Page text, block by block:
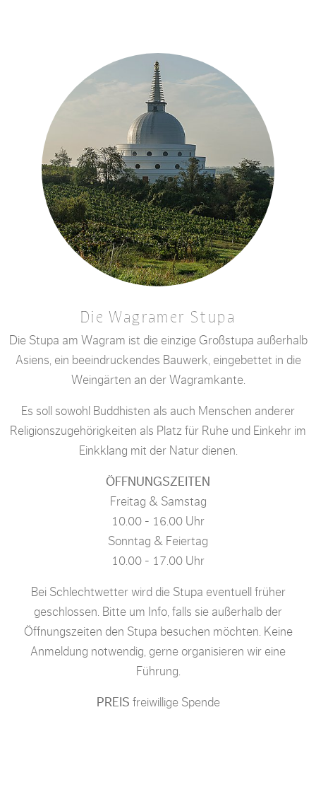
Die Wagramer Stupa
Die Stupa am Wagram ist die einzige Großstupa außerhalb
Asiens, ein beeindruckendes Bauwerk, eingebettet in die
Weingärten an der Wagramkante.
Es soll sowohl Buddhisten als auch Menschen anderer
Religionszugehörigkeiten als Platz für Ruhe und Einkehr im
Einkklang mit der Natur dienen.
ÖFFNUNGSZEITEN
Freitag & Samstag
10.00 - 16.00 Uhr
Sonntag & Feiertag
10.00 - 17.00 Uhr
Bei Schlechtwetter wird die Stupa eventuell früher
geschlossen. Bitte um Info, falls sie außerhalb der
Öffnungszeiten den Stupa besuchen möchten. Keine
Anmeldung notwendig, gerne organisieren wir eine
Führung.
PREIS freiwillige Spende